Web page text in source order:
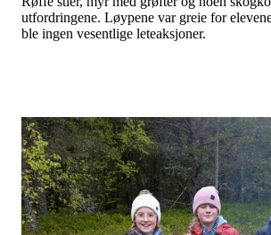
utfordringene. Løypene var greie for
ble ingen vesentlige leteaksjoner.